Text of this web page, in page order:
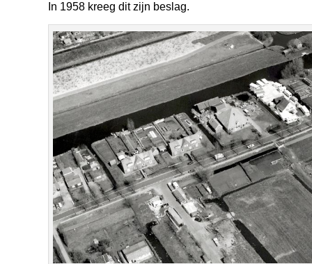
In 1958 kreeg dit zijn beslag.